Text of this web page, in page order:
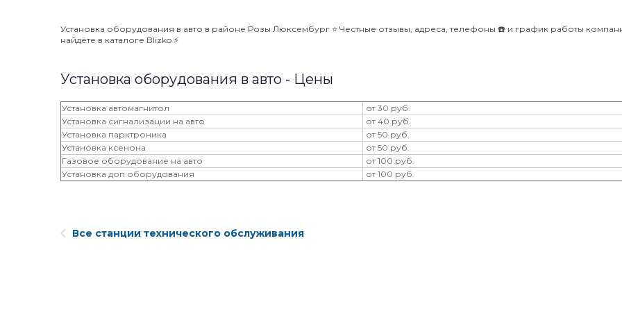
Установка оборудования в авто в районе Розы Люксембург ⭐️ Честные отзывы, адреса, телефоны ☎️ и график работы
найдёте в каталоге Blizko ⚡️
Установка оборудования в авто - Цены
Установка автомагнитол
от 30 руб.
Установка сигнализации на авто
от 40 руб.
Установка парктроника
от 50 руб.
Установка ксенона
от 50 руб.
Газовое оборудование на авто
от 100 руб.
Установка доп оборудования
от 100 руб.
Все станции технического обслуживания